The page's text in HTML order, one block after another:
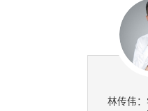
林传伟：